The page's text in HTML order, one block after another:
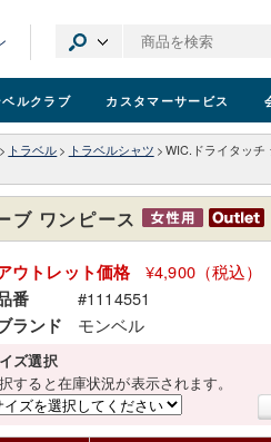
ルクラブ カスタマーサービス
> トラベル > トラベルシャツ > WIC.ドライタッチ
ブ ワンピース
ウトレット価格 ¥4,900（税込）
番 #1114551
ランド モンベル
ズ選択
すると在庫状況が表示されます。